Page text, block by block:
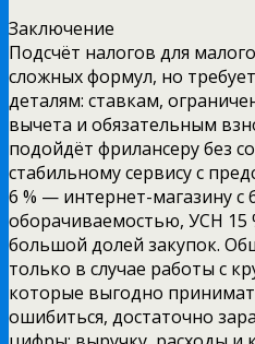
Заключение
Подсчёт налогов для
сложных формул, но
деталям: ставкам,
вычета и обязательным
подойдёт фрилансеру без
стабильному сервису с
6 % — интернет-магазину с
оборачиваемостью, УСН 15
большой долей закупок.
только в случае работы с
которые выгодно
ошибиться, достаточно